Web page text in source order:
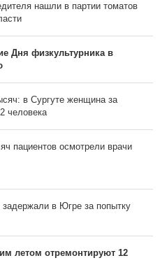
нашли в партии томатов
Дня физкультурника в
в Сургуте женщина за
человека
пациентов осмотрели врачи
в Югре за попытку
летом отремонтируют 12